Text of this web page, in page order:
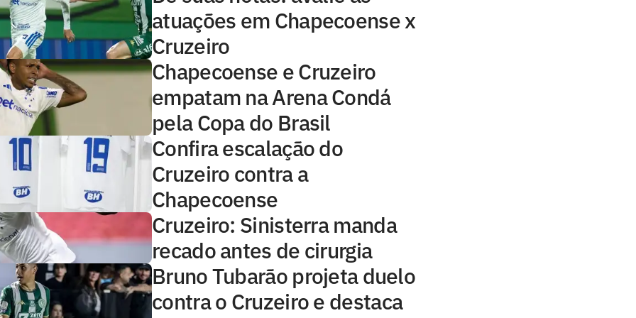
atuações em Chapecoense x
Cruzeiro
Chapecoense e Cruzeiro
empatam na Arena Condá
pela Copa do Brasil
Confira escalação do
Cruzeiro contra a
Chapecoense
Cruzeiro: Sinisterra manda
recado antes de cirurgia
Bruno Tubarão projeta duelo
contra o Cruzeiro e destaca